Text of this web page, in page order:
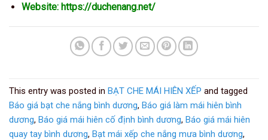
Website: https://duchenang.net/
This entry was posted in BẠT CHE MÁI HIÊN XẾP and tagged
Báo giá bạt che nắng bình dương, Báo giá làm mái hiên bình
dương, Báo giá mái hiên cố định bình dương, Báo giá mái hiên
quay tay bình dương, Bạt mái xếp che nắng mưa bình dương,